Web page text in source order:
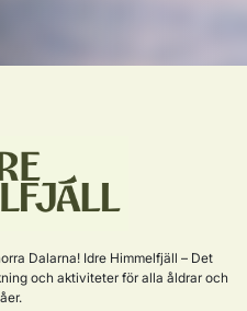
Dalarna! Idre Himmelfjäll – Det
och aktiviteter för alla åldrar och